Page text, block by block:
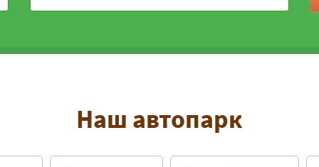
Наш автопарк